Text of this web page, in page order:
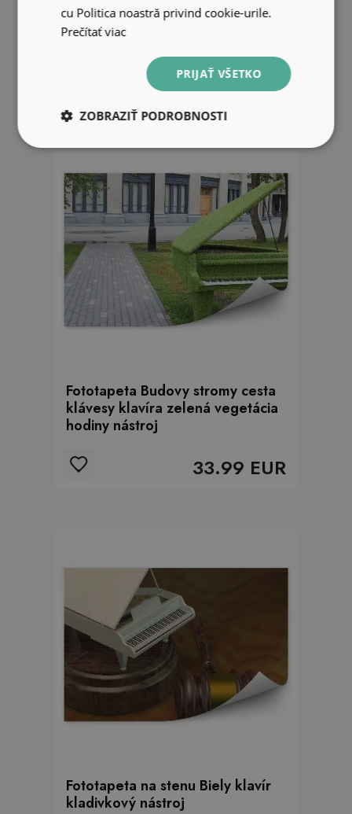
Fototapeta na stenu Oprava
interiéru klavír nástroj
33.99 EUR
Fototapeta Budovy stromy cesta
klávesy klavíra zelená vegetácia
hodiny nástroj
33.99 EUR
Fototapeta na stenu Biely klavír
kladivkový nástroj
cu Politica noastră privind cookie-urile.
Prečítať viac
PRIJAŤ VŠETKO
ZOBRAZIŤ PODROBNOSTI